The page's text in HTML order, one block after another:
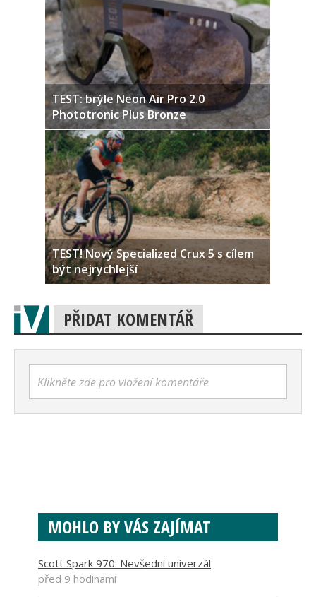
TEST: brýle Neon Air Pro 2.0
Phototronic Plus Bronze
TEST! Nový Specialized Crux 5 s cílem
být nejrychlejší
PŘIDAT KOMENTÁŘ
Klikněte zde pro vložení komentáře
MOHLO BY VÁS ZAJÍMAT
Scott Spark 970: Nevšední univerzál
před 9 hodinami